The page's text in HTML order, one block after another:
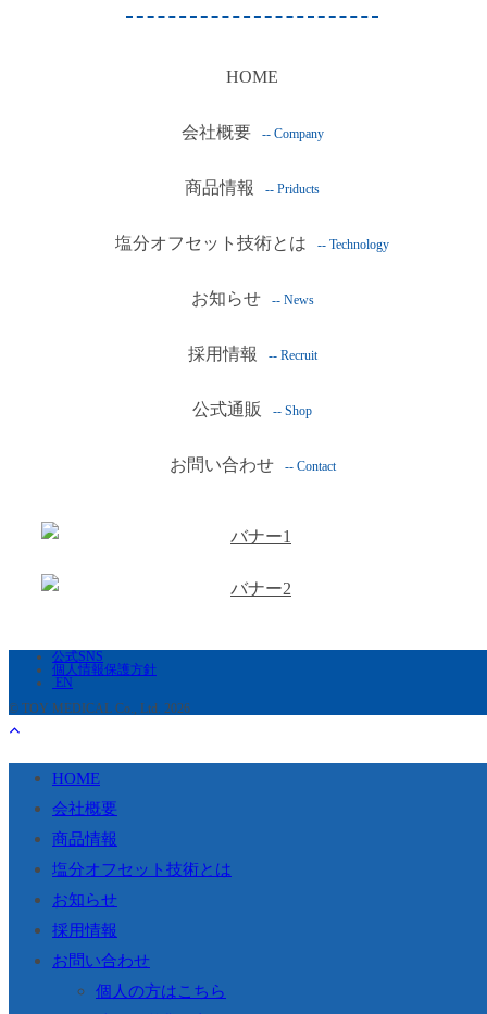
HOME
会社概要 -- Company
商品情報 -- Priducts
塩分オフセット技術とは -- Technology
お知らせ -- News
採用情報 -- Recruit
公式通販 -- Shop
お問い合わせ -- Contact
公式SNS
個人情報保護方針
EN
© TOY MEDICAL Co., Ltd. 2026
HOME
会社概要
商品情報
塩分オフセット技術とは
お知らせ
採用情報
お問い合わせ
個人の方はこちら